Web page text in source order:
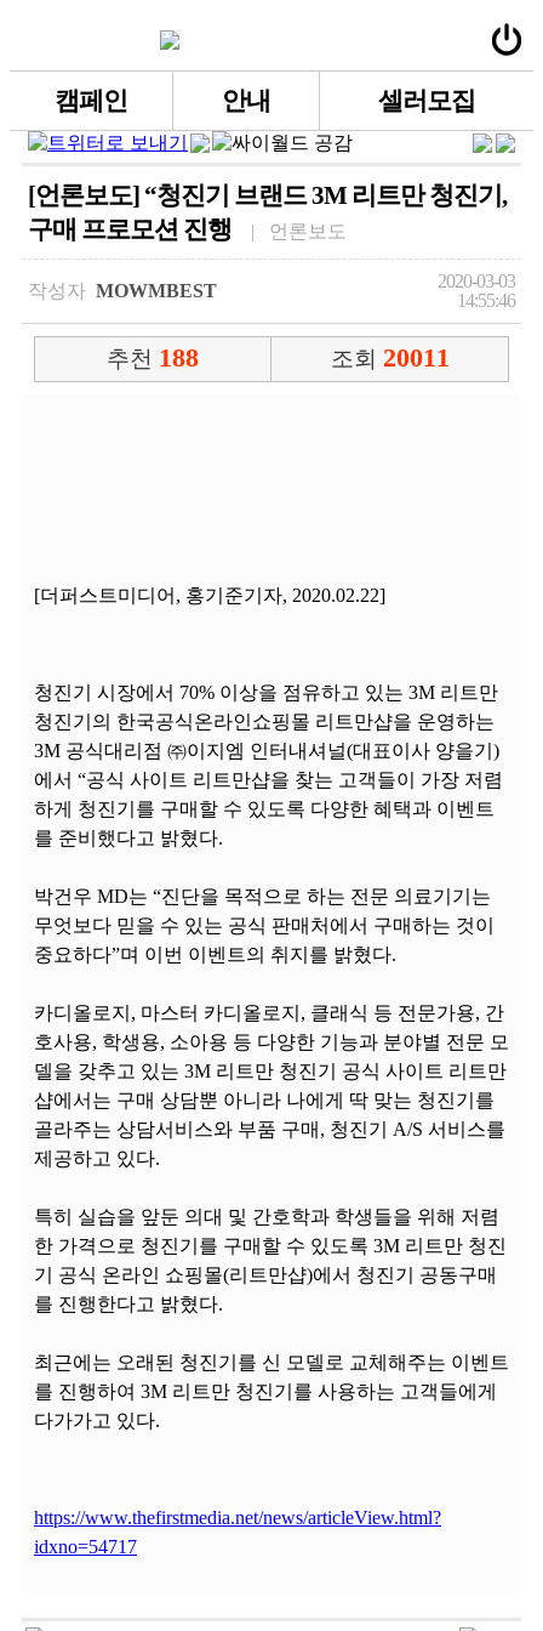
캠페인 안내 셀러모집
[언론보도] “청진기 브랜드 3M 리트만 청진기,
구매 프로모션 진행
| 언론보도
작성자 MOWMBEST
2020-03-03
14:55:46
추천 188 조회 20011
[더퍼스트미디어, 홍기준기자, 2020.02.22]
청진기 시장에서 70% 이상을 점유하고 있는 3M 리트만
청진기의 한국공식온라인쇼핑몰 리트만샵을 운영하는
3M 공식대리점 ㈜이지엠 인터내셔널(대표이사 양을기)
에서 “공식 사이트 리트만샵을 찾는 고객들이 가장 저렴
하게 청진기를 구매할 수 있도록 다양한 혜택과 이벤트
를 준비했다고 밝혔다.
박건우 MD는 “진단을 목적으로 하는 전문 의료기기는
무엇보다 믿을 수 있는 공식 판매처에서 구매하는 것이
중요하다”며 이번 이벤트의 취지를 밝혔다.
카디올로지, 마스터 카디올로지, 클래식 등 전문가용, 간
호사용, 학생용, 소아용 등 다양한 기능과 분야별 전문 모
델을 갖추고 있는 3M 리트만 청진기 공식 사이트 리트만
샵에서는 구매 상담뿐 아니라 나에게 딱 맞는 청진기를
골라주는 상담서비스와 부품 구매, 청진기 A/S 서비스를
제공하고 있다.
특히 실습을 앞둔 의대 및 간호학과 학생들을 위해 저렴
한 가격으로 청진기를 구매할 수 있도록 3M 리트만 청진
기 공식 온라인 쇼핑몰(리트만샵)에서 청진기 공동구매
를 진행한다고 밝혔다.
최근에는 오래된 청진기를 신 모델로 교체해주는 이벤트
를 진행하여 3M 리트만 청진기를 사용하는 고객들에게
다가가고 있다.
https://www.thefirstmedia.net/news/articleView.html?
idxno=54717